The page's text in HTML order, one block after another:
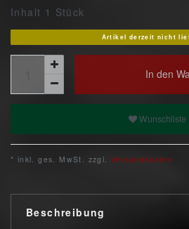
Inhalt 1 Stück
Artikel derzeit nicht
In den
Wunschliste
* inkl. ges. MwSt. zzgl. Versandkosten
Beschreibung